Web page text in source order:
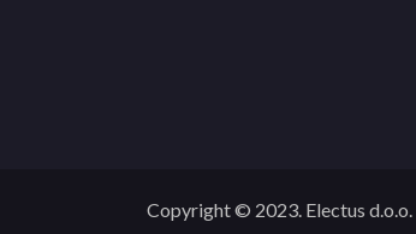
Copyright © 2023. Electus d.o.o.